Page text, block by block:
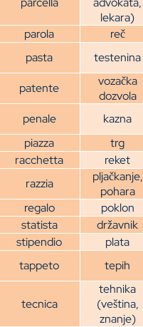
lekara)
parola reč
pasta
testenina
patente
vozačka
dozvola
penale kazna
piazza
trg
racchetta
reket
razzia
pljačkanje,
pohara
regalo
poklon
statista
državnik
stipendio
plata
tappeto
tepih
tecnica
tehnika
(veština,
znanje)